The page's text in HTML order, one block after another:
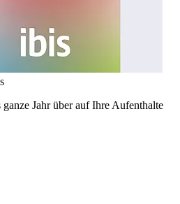
ganze Jahr über auf Ihre Aufenthalte